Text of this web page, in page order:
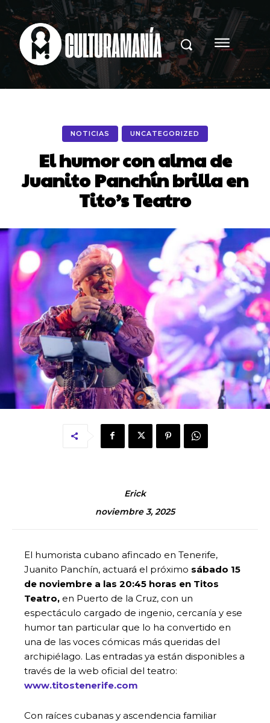
NOTICIAS UNCATEGORIZED
El humor con alma de
Juanito Panchín brilla en
Tito’s Teatro
Erick
noviembre 3, 2025
El humorista cubano afincado en Tenerife,
Juanito Panchín, actuará el próximo sábado 15
de noviembre a las 20:45 horas en Titos
Teatro, en Puerto de la Cruz, con un
espectáculo cargado de ingenio, cercanía y ese
humor tan particular que lo ha convertido en
una de las voces cómicas más queridas del
archipiélago. Las entradas ya están disponibles a
través de la web oficial del teatro:
www.titostenerife.com
Con raíces cubanas y ascendencia familiar